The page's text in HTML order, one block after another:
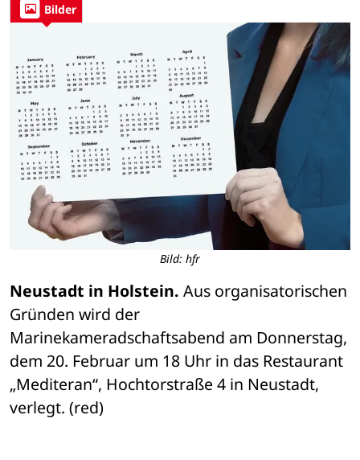
Bilder
Bild: hfr
Neustadt in Holstein. Aus organisatorischen
Gründen wird der
Marinekameradschaftsabend am Donnerstag,
dem 20. Februar um 18 Uhr in das Restaurant
„Mediteran“, Hochtorstraße 4 in Neustadt,
verlegt. (red)